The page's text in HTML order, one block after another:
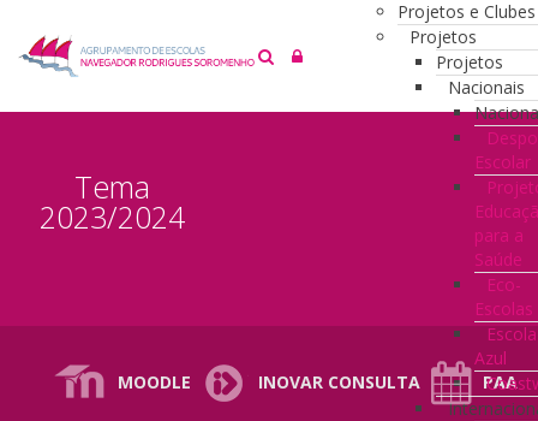
Projetos e Clubes
Projetos
Projetos
Nacionais
Escolar
para a
Saúde
Eco-
Escolas
Escola
Azul
Tema
2023/2024
MOODLE INOVAR CONSULTA PAA